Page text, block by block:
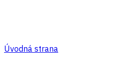
Úvodná strana